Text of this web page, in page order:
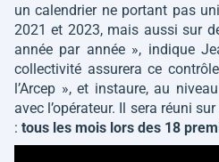
un calendrier ne portant pas
2021 et 2023, mais aussi sur
année par année », indique
collectivité assurera ce contrôle
l’Arcep », et instaure, au
avec l’opérateur. Il sera réuni sur
: tous les mois lors des 18